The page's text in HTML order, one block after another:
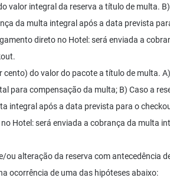
valor integral da reserva a título de multa.
da multa integral após a data prevista
direto no Hotel: será enviada a
cento) do valor do pacote a título de multa.
para compensação da multa; B) Caso a
integral após a data prevista para o
Hotel: será enviada a cobrança da multa
alteração da reserva com antecedência
ocorrência de uma das hipóteses abaixo: